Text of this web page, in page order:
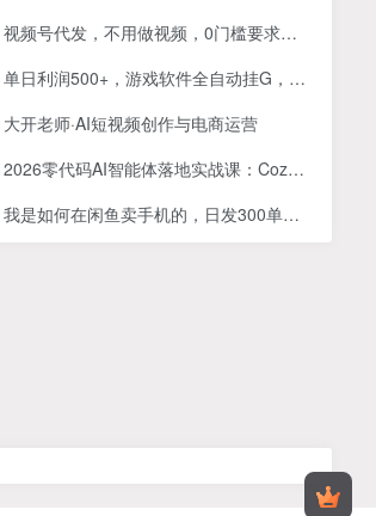
视频号代发，不用做视频，0门槛要求，领取发布就有收益，单价高，任务…
单日利润500+，游戏软件全自动挂G，无脑搬砖，无需人工操作，长期稳定【揭秘】
大开老师·AI短视频创作与电商运营
2026零代码AI智能体落地实战课：Coze工作流搭建，多行业专属自动化提效教学
我是如何在闲鱼卖手机的，日发300单的秘诀是什么？【揭秘】